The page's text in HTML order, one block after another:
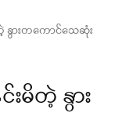
တဲ့ နွားတကောင်သေဆုံး
းမိတဲ့ နွား